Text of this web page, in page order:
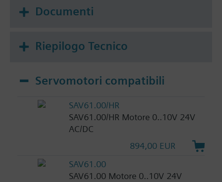
Documenti
Riepilogo Tecnico
Servomotori compatibili
SAV61.00/HR
SAV61.00/HR Motore 0..10V 24V
AC/DC
894,00 EUR
SAV61.00
SAV61.00 Motore 0..10V 24V